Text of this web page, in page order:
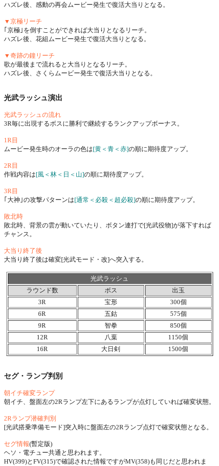
ハズレ後、感動の再会ムービー発生で復活大当りとなる。
▼京極リーチ
｢京極｣を倒すことができれば大当りとなるリーチ。
ハズレ後、花組ムービー発生で復活大当りとなる。
▼奇跡の鐘リーチ
歌が最後まで流れると大当りとなるリーチ。
ハズレ後、さくらムービー発生で復活大当りとなる。
光武ラッシュ演出
光武ラッシュの流れ
3R毎に出現するボスに勝利で継続するランクアップボーナス。
1R目
ムービー発生時のオーラの色は[黄＜青＜赤]の順に期待度アップ。
2R目
作戦内容は[風＜林＜日＜山]の順に期待度アップ。
3R目
｢大神｣の攻撃パターンは[通常＜必殺＜超必殺]の順に期待度アップ。
敗北時
敗北時、背景の雲が動いていたり、ボタン連打で[光武役物]が落下すれば
チャンス。
大当り終了後
大当り終了後は確変[光武モード・改]へ突入する。
光武ラッシュ
ラウンド数
ボス
出玉
3R
宝形
300個
6R
五鈷
575個
9R
智拳
850個
12R
八葉
1150個
16R
大日剣 1500個
セグ・ランプ判別
朝イチ確変ランプ
朝イチ、盤面左の2Rランプ左下にあるランプが点灯していれば確変状態。
2Rランプ潜確判別
[光武搭乗準備モード]突入時に盤面左の2Rランプ点灯で確変状態となる。
セグ情報(暫定版)
ヘソ・電チュー共通と思われます。
HV(399)とFV(315)で確認された情報ですがMV(358)も同じだと思われま